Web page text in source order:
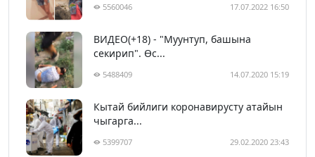
5560046 17.07.2022 16:50
ВИДЕО(+18) - "Муунтуп, башына
секирип". Өс...
5488409 14.07.2020 15:19
Кытай бийлиги коронавирусту атайын
чыгарга...
5399707 29.02.2020 23:43